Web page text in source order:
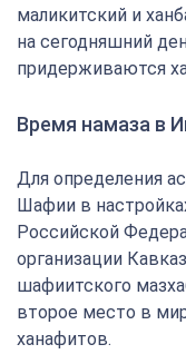
маликитский и
на сегодняшний
придерживаются
Время намаза в
Для определения
Шафии в
Российской
организации
шафиитского
второе место в
ханафитов.